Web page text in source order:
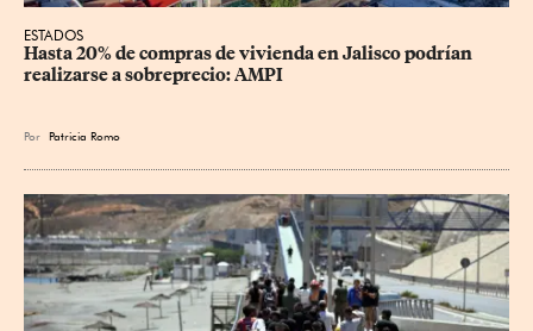
ESTADOS
Hasta 20% de compras de vivienda en Jalisco podrían
realizarse a sobreprecio: AMPI
Por Patricia Romo